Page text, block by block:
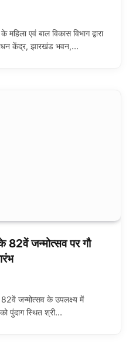
एवं बाल विकास विभाग द्वारा
केंद्र, झारखंड भवन,…
82वें जन्मोत्सव पर गौ
जन्मोत्सव के उपलक्ष्य में
पुंदाग स्थित श्री…